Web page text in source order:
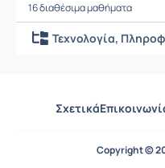
16 διαθέσιμα μαθήματα
Τεχνολογία,
Σχετικά
Copyright ©